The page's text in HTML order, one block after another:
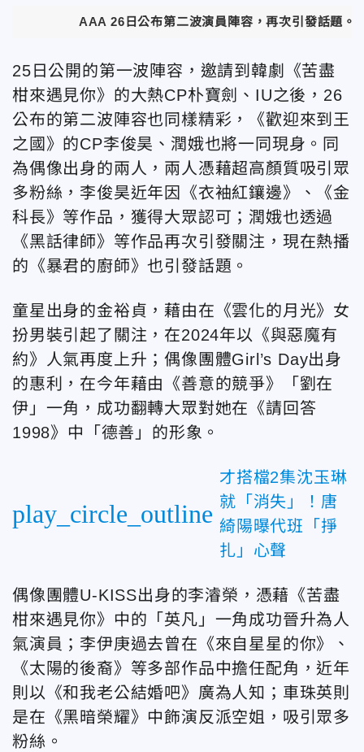
AAA 26日公布第二波演員陣容，再次引發話題。
25日公開的第一波陣容，邀請到韓劇《苦盡
柑來遇見你》的大熱CP朴寶劍、IU之後，26
公布的第二波陣容也同樣精彩，《歡迎來到王
之國》的CP李俊昊、潤娥也將一同現身。同
為偶像出身的兩人，兩人憑藉超高顏質吸引眾
多粉絲，李俊昊近年因《衣袖紅鑲邊》、《金
科長》等作品，獲得大眾認可；潤娥也透過
《黑話律師》等作品再次引發關注，現在熱播
的《暴君的廚師》也引發話題。
童星出身的金裕貞，藉由在《雲化的月光》女
扮男裝引起了關注，在2024年以《與惡魔有
約》人氣再度上升；偶像團體Girl’s Day出身
的惠利，在今年藉由《善意的競爭》「劉在
伊」一角，成功翻轉大眾對她在《請回答
1998》中「德善」的形象。
play_circle_outline
才搭檔2集沈玉琳
就「消失」！唐
綺陽曝代班「掙
扎」心聲
偶像團體U-KISS出身的李濬榮，憑藉《苦盡
柑來遇見你》中的「英凡」一角成功晉升為人
氣演員；李伊庚過去曾在《來自星星的你》、
《太陽的後裔》等多部作品中擔任配角，近年
則以《和我老公結婚吧》廣為人知；車珠英則
是在《黑暗榮耀》中飾演反派空姐，吸引眾多
粉絲。